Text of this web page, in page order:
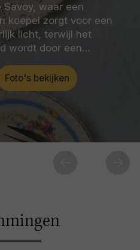
waar een
koepel zorgt voor een
licht, terwijl het
wordt door een…
Foto's bekijken